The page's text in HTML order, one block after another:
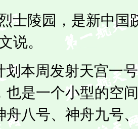
士陵园，是新中国
说。
本周发射天宫一
也是一个小型的空
舟八号、神舟九号